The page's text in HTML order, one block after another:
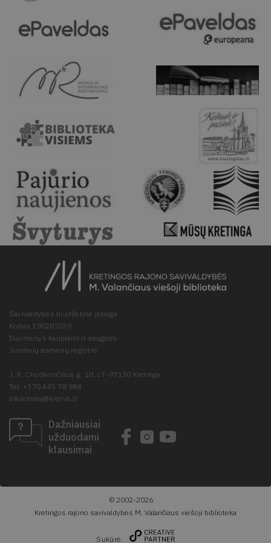
Savivaldybės biudžetinė įstaiga
Kodas 190287259
Duomenys kaupiami ir saugomi
Juridinių asmenų registre
J. K. Chodkevičiaus g. 1B, LT–97130 Kretinga
Tel. +370 445 78 984
biblioteka@kretvb.lt
Dažniausiai
užduodami
klausimai
© 2002-2026
Kretingos rajono savivaldybės M. Valančiaus viešoji biblioteka
Sukūrė